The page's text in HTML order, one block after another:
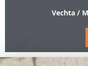
Vechta /